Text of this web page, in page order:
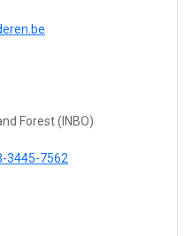
Forest (INBO)
3445-7562